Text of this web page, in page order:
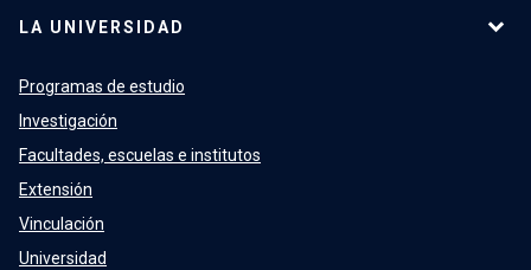
LA UNIVERSIDAD
Programas de estudio
Investigación
Facultades, escuelas e institutos
Extensión
Vinculación
Universidad